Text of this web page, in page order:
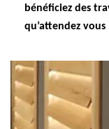
bénéficiez des
qu’attendez